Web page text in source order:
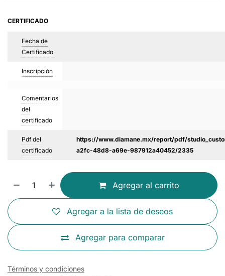
CERTIFICADO
Fecha de
Certificado
Inscripción
Comentarios
del
certificado
Pdf del
certificado
https://www.diamane.mx/report/pdf/
a2fc-48d8-a69e-987912a40452/2335
Agregar al carrito
Agregar para comparar
Agregar a la lista de deseos
Términos y condiciones